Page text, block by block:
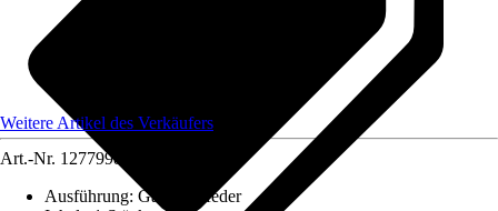
Weitere Artikel des Verkäufers
Art.-Nr. 12779981
Ausführung: Gasdruckfeder